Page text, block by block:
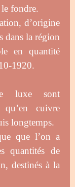
fondre.
d’origine
dans la région
en quantité
1920.
luxe sont
cuivre
longtemps.
que l’on a
quantités de
destinés à la